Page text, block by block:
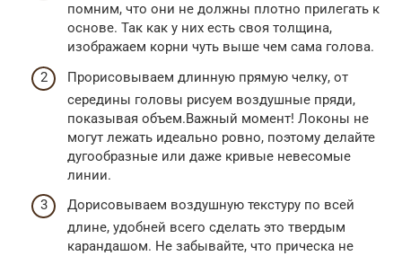
помним, что они не должны плотно прилегать к
основе. Так как у них есть своя толщина,
изображаем корни чуть выше чем сама голова.
Прорисовываем длинную прямую челку, от
середины головы рисуем воздушные пряди,
показывая объем.Важный момент! Локоны не
могут лежать идеально ровно, поэтому делайте
дугообразные или даже кривые невесомые
линии.
Дорисовываем воздушную текстуру по всей
длине, удобней всего сделать это твердым
карандашом. Не забывайте, что прическа не